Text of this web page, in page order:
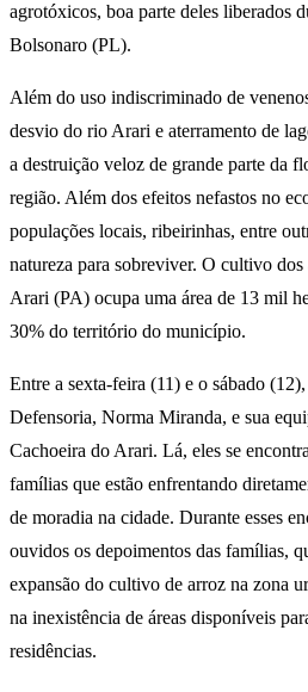
agrotóxicos, boa parte deles liberados
Bolsonaro (PL).
Além do uso indiscriminado de
desvio do rio Arari e aterramento de
a destruição veloz de grande parte da
região. Além dos efeitos nefastos no
populações locais, ribeirinhas, entre
natureza para sobreviver. O cultivo
Arari (PA) ocupa uma área de 13 mil
30% do território do município.
Entre a sexta-feira (11) e o sábado
Defensoria, Norma Miranda, e sua
Cachoeira do Arari. Lá, eles se
famílias que estão enfrentando
de moradia na cidade. Durante esses
ouvidos os depoimentos das famílias,
expansão do cultivo de arroz na zona
na inexistência de áreas disponíveis
residências.